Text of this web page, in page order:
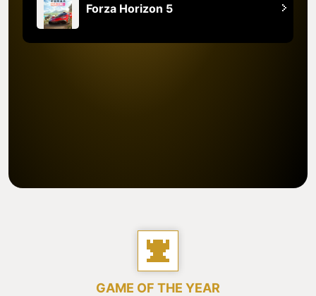
Forza Horizon 5
GAME OF THE YEAR